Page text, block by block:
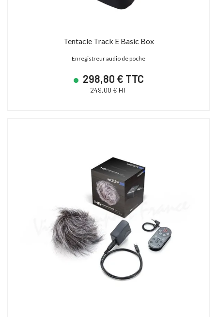
21 600,00 € TTC
Tentacle Track E Basic Box
Enregistreur audio de poche
298,80 € TTC
249,00 € HT